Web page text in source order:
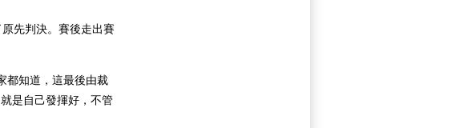
先判決。賽後走出賽
都知道，這最後由裁
是自己發揮好，不管